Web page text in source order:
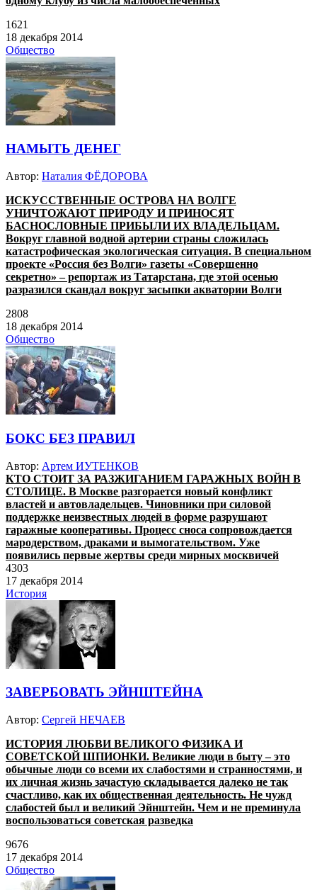
1621
18 декабря 2014
Общество
НАМЫТЬ ДЕНЕГ
Автор: Наталия ФЁДОРОВА
ИСКУССТВЕННЫЕ ОСТРОВА НА ВОЛГЕ
УНИЧТОЖАЮТ ПРИРОДУ И ПРИНОСЯТ
БАСНОСЛОВНЫЕ ПРИБЫЛИ ИХ ВЛАДЕЛЬЦАМ.
Вокруг главной водной артерии страны сложилась
катастрофическая экологическая ситуация. В специальном
проекте «Россия без Волги» газеты «Совершенно
секретно» – репортаж из Татарстана, где этой осенью
разразился скандал вокруг засыпки акватории Волги
2808
18 декабря 2014
Общество
БОКС БЕЗ ПРАВИЛ
Автор: Артем ИУТЕНКОВ
КТО СТОИТ ЗА РАЗЖИГАНИЕМ ГАРАЖНЫХ ВОЙН В
СТОЛИЦЕ. В Москве разгорается новый конфликт
властей и автовладельцев. Чиновники при силовой
поддержке неизвестных людей в форме разрушают
гаражные кооперативы. Процесс сноса сопровождается
мародерством, драками и вымогательством. Уже
появились первые жертвы среди мирных москвичей
4303
17 декабря 2014
История
ЗАВЕРБОВАТЬ ЭЙНШТЕЙНА
Автор: Сергей НЕЧАЕВ
ИСТОРИЯ ЛЮБВИ ВЕЛИКОГО ФИЗИКА И
СОВЕТСКОЙ ШПИОНКИ. Великие люди в быту – это
обычные люди со всеми их слабостями и странностями, и
их личная жизнь зачастую складывается далеко не так
счастливо, как их общественная деятельность. Не чужд
слабостей был и великий Эйнштейн. Чем и не преминула
воспользоваться советская разведка
9676
17 декабря 2014
Общество